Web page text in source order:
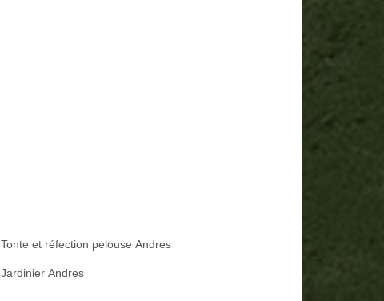
Tonte et réfection pelouse Andres
Jardinier Andres